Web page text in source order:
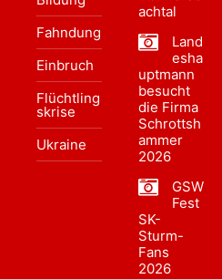
Fahndung
Einbruch
Flüchtling
skrise
Ukraine
achtal
Land
esha
uptmann
besucht
die Firma
Schrottsh
ammer
2026
GSW
Fest
SK-
Sturm-
Fans
2026